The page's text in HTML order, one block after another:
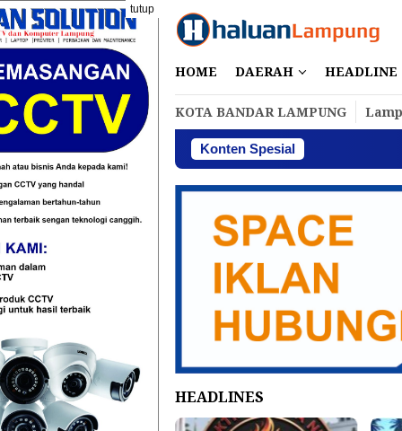
Loncat
ke
konten
tutup
HOME DAERAH HEADLINE
KOTA BANDAR LAMPUNG
Konten Spesial
HEADLINES